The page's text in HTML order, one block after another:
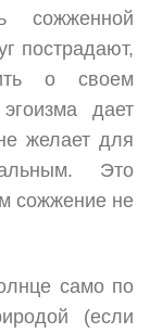
сожженной
пострадают,
о своем
дает
желает для
Это
сожжение не
само по
(если